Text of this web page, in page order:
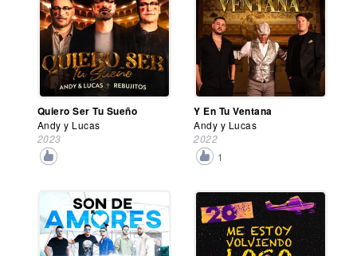
Quiero Ser Tu Sueño
Andy y Lucas
2023
Y En Tu Ventana
Andy y Lucas
2022
1